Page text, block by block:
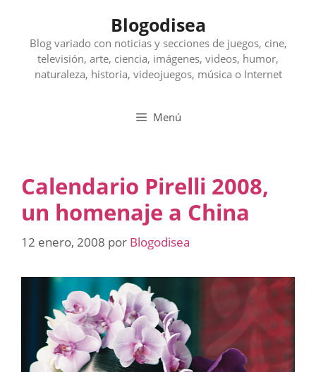
contenido
Blogodisea
Blog variado con noticias y secciones de juegos, cine,
televisión, arte, ciencia, imágenes, videos, humor,
naturaleza, historia, videojuegos, música o Internet
Menú
Calendario Pirelli 2008,
un homenaje a China
12 enero, 2008 por Blogodisea